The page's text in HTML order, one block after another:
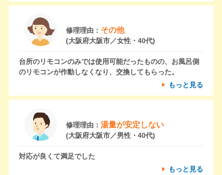
修理理由： その他
(大阪府大阪市／女性・40代)
台所のリモコンのみでは使用可能だったものの、お風呂側
のリモコンが作動しなくなり、交換してもらった。
もっと見る
修理理由： 湯量が安定しない
(大阪府大阪市／男性・40代)
対応が良くて満足でした
もっと見る